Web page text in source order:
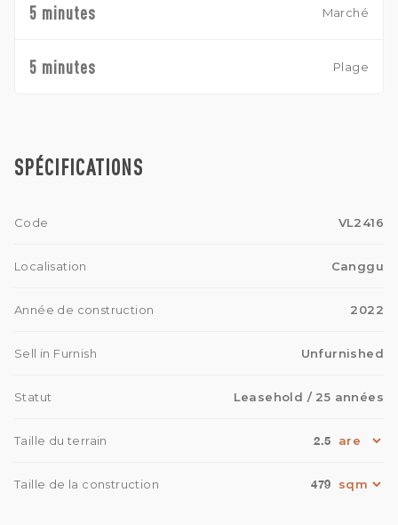
5 minutes Marché
5 minutes Plage
SPÉCIFICATIONS
Code VL2416
Localisation Canggu
Année de construction 2022
Sell in Furnish Unfurnished
Statut Leasehold / 25 années
Taille du terrain 2.5
Taille de la construction 479